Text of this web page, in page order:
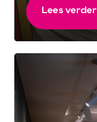
Lees verder